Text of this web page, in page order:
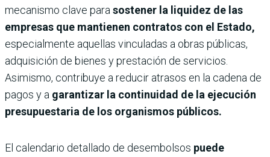
mecanismo clave para sostener la liquidez de las
empresas que mantienen contratos con el Estado,
especialmente aquellas vinculadas a obras públicas,
adquisición de bienes y prestación de servicios.
Asimismo, contribuye a reducir atrasos en la cadena de
pagos y a garantizar la continuidad de la ejecución
presupuestaria de los organismos públicos.
El calendario detallado de desembolsos puede